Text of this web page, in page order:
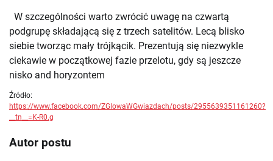
W szczególności warto zwrócić uwagę na czwartą
podgrupę składającą się z trzech satelitów. Lecą blisko
siebie tworząc mały trójkącik. Prezentują się niezwykle
ciekawie w początkowej fazie przelotu, gdy są jeszcze
nisko and horyzontem
Źródło:
https://www.facebook.com/ZGlowaWGwiazdach/posts/2955639351161260?
__tn__=K-R0.g
Autor postu